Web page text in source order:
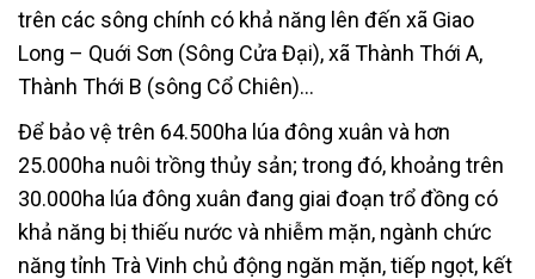
trên các sông chính có khả năng lên đến xã Giao
Long – Quới Sơn (Sông Cửa Đại), xã Thành Thới A,
Thành Thới B (sông Cổ Chiên)…
Để bảo vệ trên 64.500ha lúa đông xuân và hơn
25.000ha nuôi trồng thủy sản; trong đó, khoảng trên
30.000ha lúa đông xuân đang giai đoạn trổ đồng có
khả năng bị thiếu nước và nhiễm mặn, ngành chức
năng tỉnh Trà Vinh chủ động ngăn mặn, tiếp ngọt, kết